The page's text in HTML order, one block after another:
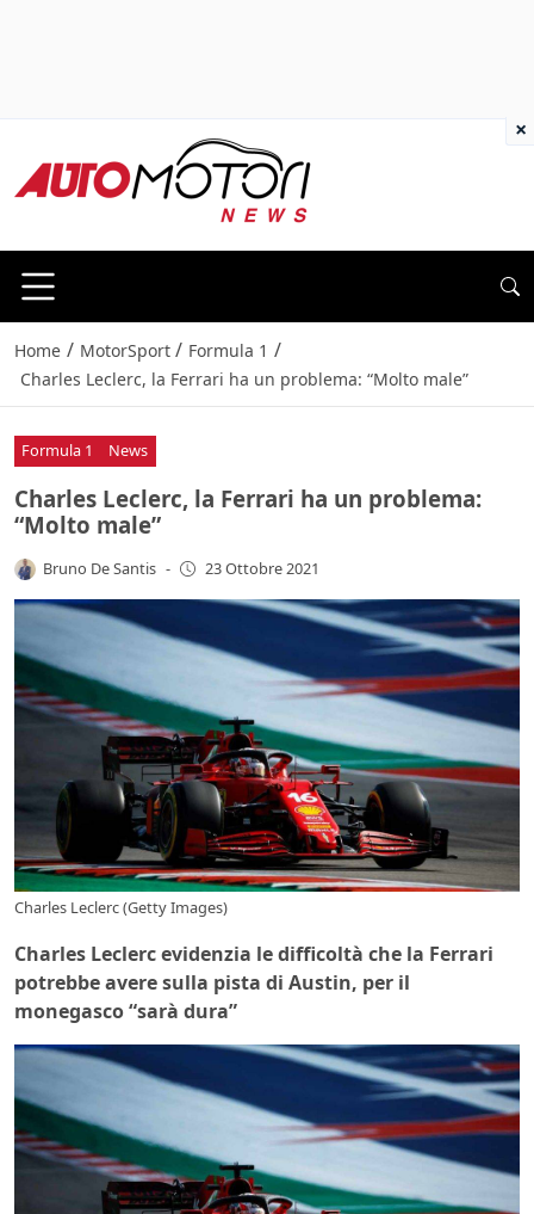
Home / MotorSport / Formula 1 /
Charles Leclerc, la Ferrari ha un problema: “Molto male”
Formula 1 News
Charles Leclerc, la Ferrari ha un problema:
“Molto male”
Bruno De Santis - 23 Ottobre 2021
Charles Leclerc (Getty Images)
Charles Leclerc evidenzia le difficoltà che la Ferrari
potrebbe avere sulla pista di Austin, per il
monegasco “sarà dura”
×